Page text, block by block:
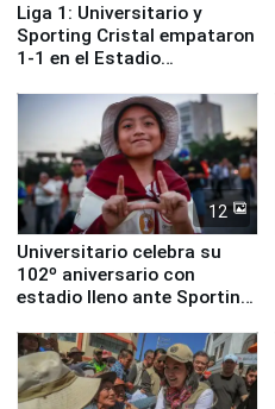
Liga 1: Universitario y
Sporting Cristal empataron
1-1 en el Estadio
12
Universitario celebra su
102º aniversario con
estadio lleno ante Sporting